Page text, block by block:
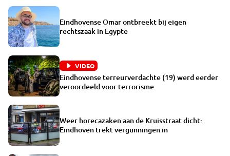
Eindhovense Omar ontbreekt bij eigen
rechtszaak in Egypte
VIDEO
Eindhovense terreurverdachte (19) werd eerder
veroordeeld voor terrorisme
Weer horecazaken aan de Kruisstraat dicht:
Eindhoven trekt vergunningen in